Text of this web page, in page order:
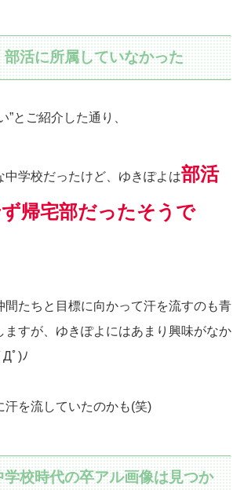
部活に所属していなかった
”とご紹介した通り、
中学校だったけど、ゆきぽよは部活
帰宅部だったそうで
間たちと目標に向かって汗を流すのも青
ますが、ゆきぽよにはあまり興味がなか
Дﾟ)ﾉ
汗を流していたのかも(笑)
学校時代の卒アル画像は見つか